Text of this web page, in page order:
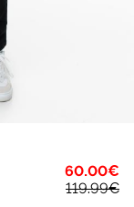
60.00€
119.99€